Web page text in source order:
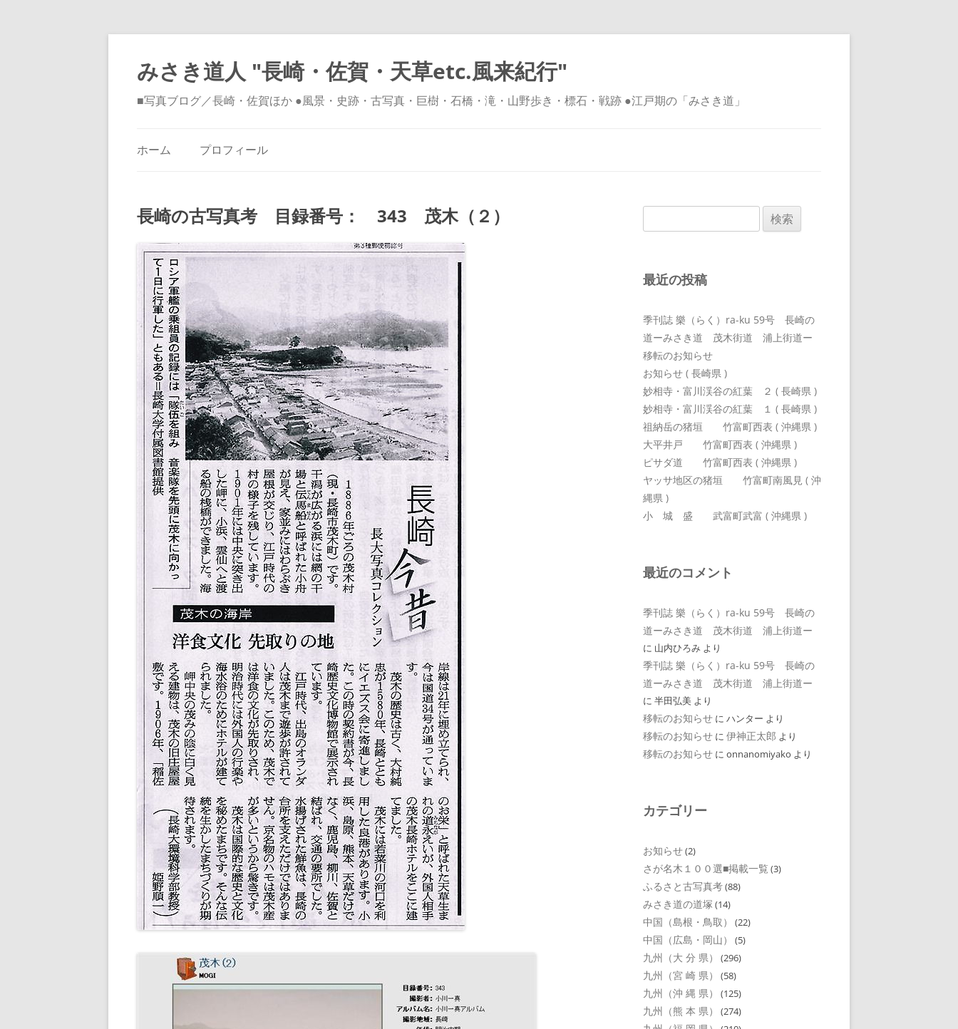
みさき道人 "長崎・佐賀・天草etc.風来紀行"
■写真ブログ／長崎・佐賀ほか ●風景・史跡・古写真・巨樹・石橋・滝・山野歩き・標石・戦跡 ●江戸期の「みさき道」
ッ
プ
ホーム プロフィール
長崎の古写真考 目録番号： 343 茂木（２）
索:
最近の投稿
季刊誌 樂（らく）ra-ku 59号 長崎の
道ーみさき道 茂木街道 浦上街道ー
移転のお知らせ
お知らせ ( 長崎県 )
妙相寺・富川渓谷の紅葉 ２ ( 長崎県 )
妙相寺・富川渓谷の紅葉 １ ( 長崎県 )
祖納岳の猪垣 竹富町西表 ( 沖縄県 )
大平井戸 竹富町西表 ( 沖縄県 )
ピサダ道 竹富町西表 ( 沖縄県 )
ヤッサ地区の猪垣 竹富町南風見 ( 沖
縄県 )
小 城 盛 武富町武富 ( 沖縄県 )
最近のコメント
季刊誌 樂（らく）ra-ku 59号 長崎の
道ーみさき道 茂木街道 浦上街道ー
に 山内ひろみ より
季刊誌 樂（らく）ra-ku 59号 長崎の
道ーみさき道 茂木街道 浦上街道ー
に 半田弘美 より
移転のお知らせ に ハンター より
移転のお知らせ に 伊神正太郎 より
移転のお知らせ に onnanomiyako より
カテゴリー
お知らせ(2)
さが名木１００選■掲載一覧 (3)
ふるさと古写真考(88)
みさき道の道塚 (14)
中国（島根・鳥取） (22)
中国（広島・岡山） (5)
九州（大 分 県） (296)
九州（宮 崎 県） (58)
九州（沖 縄 県） (125)
九州（熊 本 県） (274)